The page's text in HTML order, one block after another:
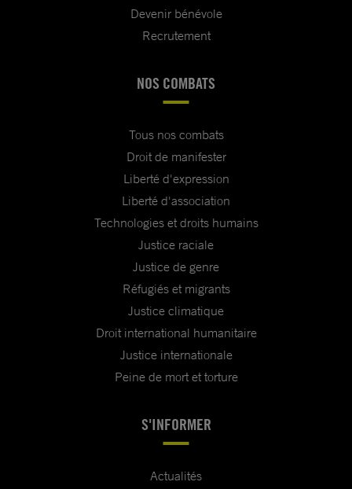
Devenir bénévole
Recrutement
NOS COMBATS
Tous nos combats
Droit de manifester
Liberté d'expression
Liberté d'association
Technologies et droits humains
Justice raciale
Justice de genre
Réfugiés et migrants
Justice climatique
Droit international humanitaire
Justice internationale
Peine de mort et torture
S'INFORMER
Actualités